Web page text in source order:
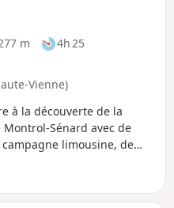
m
4h 25
Vienne)
à la découverte de la
Sénard avec de
limousine, de
et lavoir.